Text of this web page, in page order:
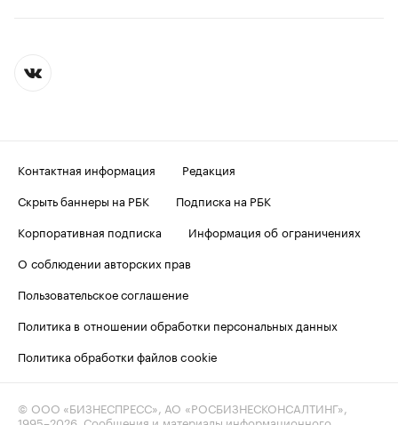
Контактная информация
Редакция
Скрыть баннеры на РБК
Подписка на РБК
Корпоративная подписка
Информация об ограничениях
О соблюдении авторских прав
Пользовательское соглашение
Политика в отношении обработки персональных данных
Политика обработки файлов cookie
© ООО «БИЗНЕСПРЕСС», АО «РОСБИЗНЕСКОНСАЛТИНГ»,
1995–2026 . Сообщения и материалы информационного